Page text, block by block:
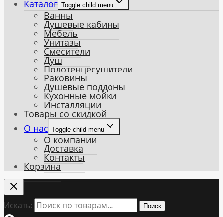
Каталог Toggle child menu
Ванны
Душевые кабины
Мебель
Унитазы
Смесители
Душ
Полотенцесушители
Раковины
Душевые поддоны
Кухонные мойки
Инсталляции
Товары со скидкой
О нас Toggle child menu
О компании
Доставка
Контакты
Корзина
Искать: Поиск